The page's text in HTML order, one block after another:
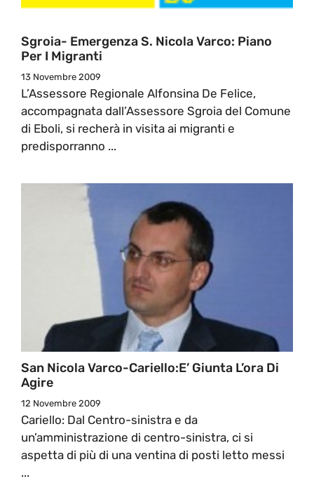
Sgroia- Emergenza S. Nicola Varco: Piano
Per I Migranti
13 Novembre 2009
L’Assessore Regionale Alfonsina De Felice,
accompagnata dall’Assessore Sgroia del Comune
di Eboli, si recherà in visita ai migranti e
predisporranno ...
San Nicola Varco-Cariello:E’ Giunta L’ora Di
Agire
12 Novembre 2009
Cariello: Dal Centro-sinistra e da
un’amministrazione di centro-sinistra, ci si
aspetta di più di una ventina di posti letto messi
...